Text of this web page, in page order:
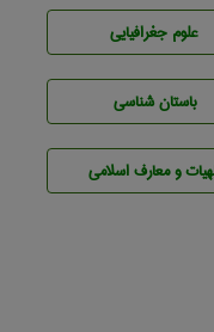
علوم جغرافيايی
باستان شناسی
و معارف اسلامی